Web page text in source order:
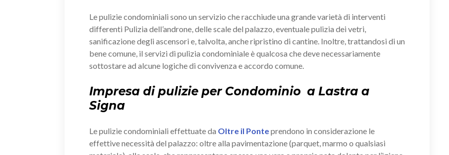
Le pulizie condominiali sono un servizio che racchiude una grande varietà di interventi
differenti Pulizia dell’androne, delle scale del palazzo, eventuale pulizia dei vetri,
sanificazione degli ascensori e, talvolta, anche ripristino di cantine. Inoltre, trattandosi di un
bene comune, il servizi di pulizia condominiale è qualcosa che deve necessariamente
sottostare ad alcune logiche di convivenza e accordo comune.
Impresa di pulizie per Condominio a Lastra a
Signa
Le pulizie condominiali effettuate da Oltre il Ponteprendono in considerazione le
effettive necessità del palazzo: oltre alla pavimentazione (parquet, marmo o qualsiasi